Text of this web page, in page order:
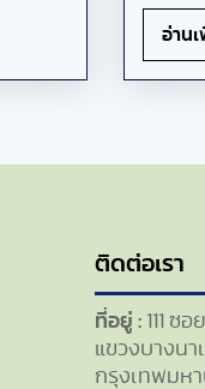
อ่าน
ติดต่อเรา
ที่อยู่ : 111 ซ
แขวงบางนา
กรุงเทพมห